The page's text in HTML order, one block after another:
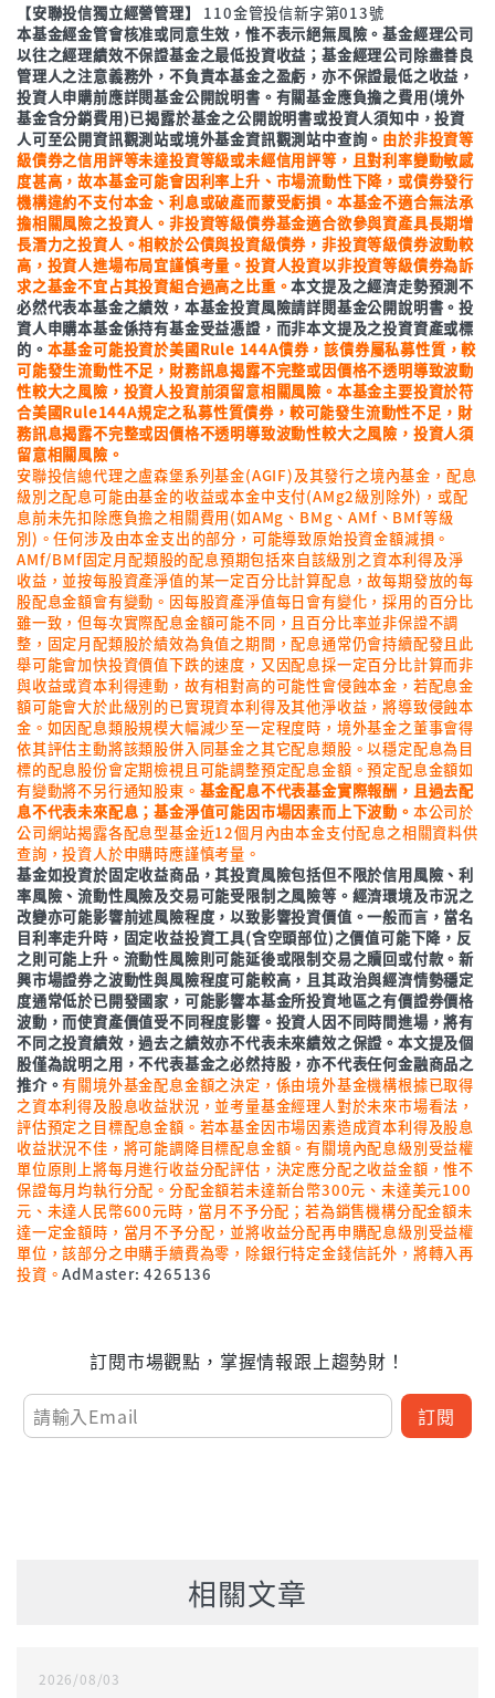
【安聯投信獨立經營管理】
110金管投信新字第013號
本基金經金管會核准或同意生效，惟不表示絕無風險。基金經理公司
以往之經理績效不保證基金之最低投資收益；基金經理公司除盡善良
管理人之注意義務外，不負責本基金之盈虧，亦不保證最低之收益，
投資人申購前應詳閱基金公開說明書。有關基金應負擔之費用(境外
基金含分銷費用)已揭露於基金之公開說明書或投資人須知中，投資
人可至公開資訊觀測站或境外基金資訊觀測站中查詢。 由於非投資等
級債券之信用評等未達投資等級或未經信用評等，且對利率變動敏感
度甚高，故本基金可能會因利率上升、市場流動性下降，或債券發行
機構違約不支付本金、利息或破產而蒙受虧損。本基金不適合無法承
擔相關風險之投資人。非投資等級債券基金適合欲參與資產具長期增
長潛力之投資人。相較於公債與投資級債券，非投資等級債券波動較
高，投資人進場布局宜謹慎考量。投資人投資以非投資等級債券為訴
求之基金不宜占其投資組合過高之比重。本文提及之經濟走勢預測不
必然代表本基金之績效，本基金投資風險請詳閱基金公開說明書。投
資人申購本基金係持有基金受益憑證，而非本文提及之投資資產或標
的。 本基金可能投資於美國Rule 144A債券，該債券屬私募性質，較
可能發生流動性不足，財務訊息揭露不完整或因價格不透明導致波動
性較大之風險，投資人投資前須留意相關風險。本基金主要投資於符
合美國Rule144A規定之私募性質債券，較可能發生流動性不足，財
務訊息揭露不完整或因價格不透明導致波動性較大之風險，投資人須
留意相關風險。
安聯投信總代理之盧森堡系列基金(AGIF)及其發行之境內基金，配息
級別之配息可能由基金的收益或本金中支付(AMg2級別除外)，或配
息前未先扣除應負擔之相關費用(如AMg、BMg、AMf、BMf等級
別)。任何涉及由本金支出的部分，可能導致原始投資金額減損。
AMf/BMf固定月配類股的配息預期包括來自該級別之資本利得及淨
收益，並按每股資產淨值的某一定百分比計算配息，故每期發放的每
股配息金額會有變動。因每股資產淨值每日會有變化，採用的百分比
雖一致，但每次實際配息金額可能不同，且百分比率並非保證不調
整，固定月配類股於績效為負值之期間，配息通常仍會持續配發且此
舉可能會加快投資價值下跌的速度，又因配息採一定百分比計算而非
與收益或資本利得連動，故有相對高的可能性會侵蝕本金，若配息金
額可能會大於此級別的已實現資本利得及其他淨收益，將導致侵蝕本
金。如因配息類股規模大幅減少至一定程度時，境外基金之董事會得
依其評估主動將該類股併入同基金之其它配息類股。以穩定配息為目
標的配息股份會定期檢視且可能調整預定配息金額。預定配息金額如
有變動將不另行通知股東。 基金配息不代表基金實際報酬，且過去配
息不代表未來配息；基金淨值可能因市場因素而上下波動。 本公司於
公司網站揭露各配息型基金近12個月內由本金支付配息之相關資料供
查詢，投資人於申購時應謹慎考量。
基金如投資於固定收益商品，其投資風險包括但不限於信用風險、利
率風險、流動性風險及交易可能受限制之風險等。經濟環境及市況之
改變亦可能影響前述風險程度，以致影響投資價值。一般而言，當名
目利率走升時，固定收益投資工具(含空頭部位)之價值可能下降，反
之則可能上升。流動性風險則可能延後或限制交易之贖回或付款。新
興市場證券之波動性與風險程度可能較高，且其政治與經濟情勢穩定
度通常低於已開發國家，可能影響本基金所投資地區之有價證券價格
波動，而使資產價值受不同程度影響。投資人因不同時間進場，將有
不同之投資績效，過去之績效亦不代表未來績效之保證。本文提及個
股僅為說明之用，不代表基金之必然持股，亦不代表任何金融商品之
推介。有關境外基金配息金額之決定，係由境外基金機構根據已取得
之資本利得及股息收益狀況，並考量基金經理人對於未來市場看法，
評估預定之目標配息金額。若本基金因市場因素造成資本利得及股息
收益狀況不佳，將可能調降目標配息金額。有關境內配息級別受益權
單位原則上將每月進行收益分配評估，決定應分配之收益金額，惟不
保證每月均執行分配。分配金額若未達新台幣300元、未達美元100
元、未達人民幣600元時，當月不予分配；若為銷售機構分配金額未
達一定金額時，當月不予分配，並將收益分配再申購配息級別受益權
單位，該部分之申購手續費為零，除銀行特定金錢信託外，將轉入再
投資。AdMaster: 4265136
訂閱市場觀點，掌握情報跟上趨勢財！
訂閱
相關文章
2026/08/03